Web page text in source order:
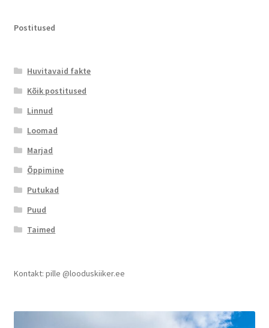
Postitused
Huvitavaid fakte
Kõik postitused
Linnud
Loomad
Marjad
Õppimine
Putukad
Puud
Taimed
Kontakt: pille @looduskiiker.ee